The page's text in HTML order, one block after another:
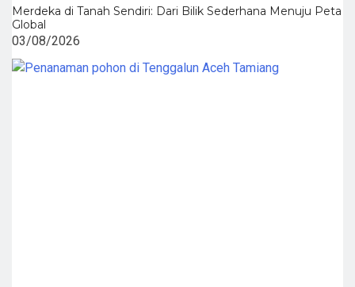
Merdeka di Tanah Sendiri: Dari Bilik Sederhana Menuju Peta
Global
03/08/2026